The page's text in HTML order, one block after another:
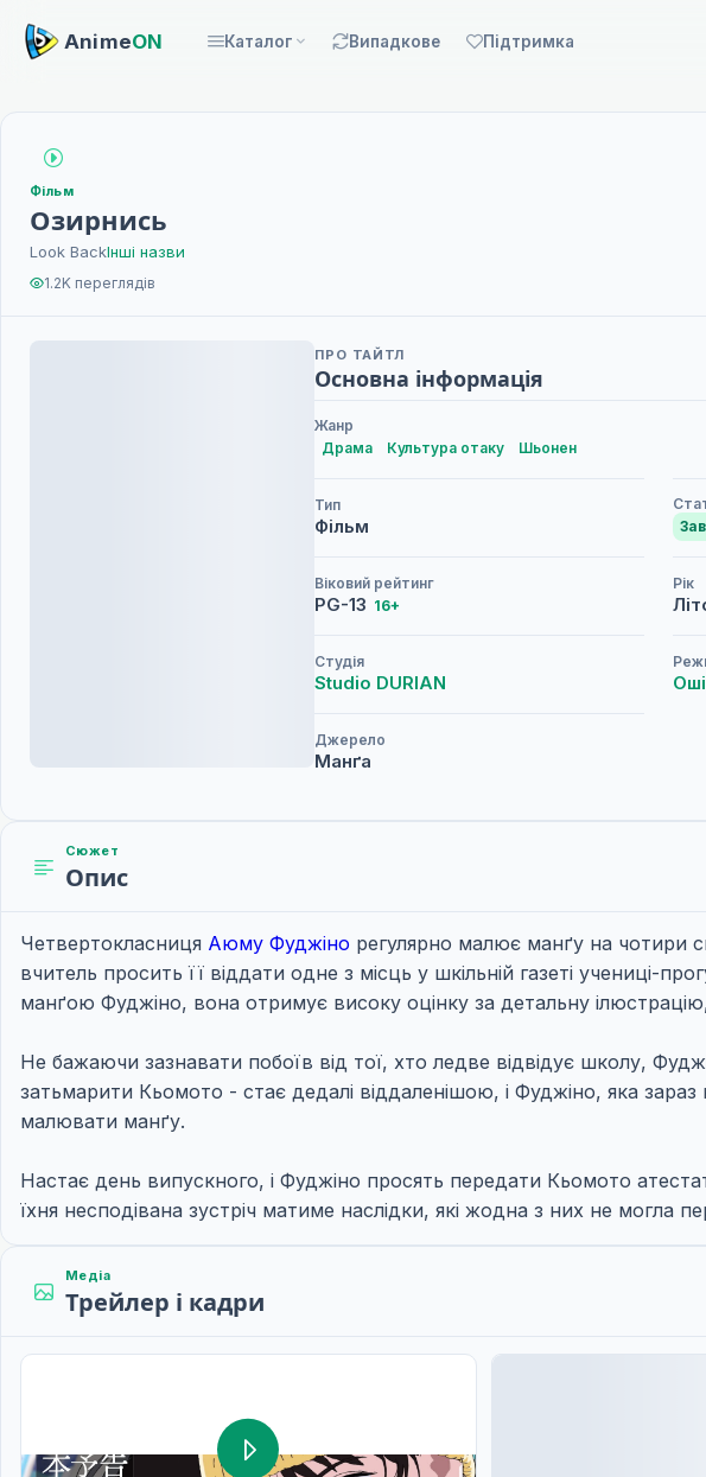
AnimeON Каталог Випадкове Підтримка
Фільм
Озирнись
Look BackІнші назви
1.2K переглядів
ПРО ТАЙТЛ
Основна інформація
Жанр
Драма
Культура отаку Шьонен
Тип
Фільм
Віковий рейтинг
PG-13 16+
Рік
Студія
Studio DURIAN
Джерело
Манґа
Сюжет
Опис
Четвертокласниця Аюму Фуджіно регулярно малює манґу на чотири
вчитель просить її віддати одне з місць у шкільній газеті учениці-
манґою Фуджіно, вона отримує високу оцінку за детальну
Не бажаючи зазнавати побоїв від тої, хто ледве відвідує школу,
затьмарити Кьомото - стає дедалі віддаленішою, і Фуджіно, яка
малювати манґу.
Настає день випускного, і Фуджіно просять передати Кьомото
їхня несподівана зустріч матиме наслідки, які жодна з них не могла
Медіа
Трейлер і кадри